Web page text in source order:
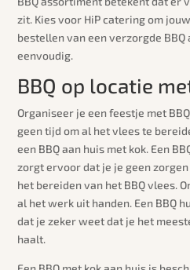
zit. Kies voor HiP catering om
bestellen van een verzorgde
eenvoudig.
BBQ op locatie
Organiseer je een feestje met
geen tijd om al het vlees te
een BBQ aan huis met kok. Een
zorgt ervoor dat je je geen
het bereiden van het BBQ vlees.
al het werk uit handen. Een BBQ
dat je zeker weet dat je het
haalt.